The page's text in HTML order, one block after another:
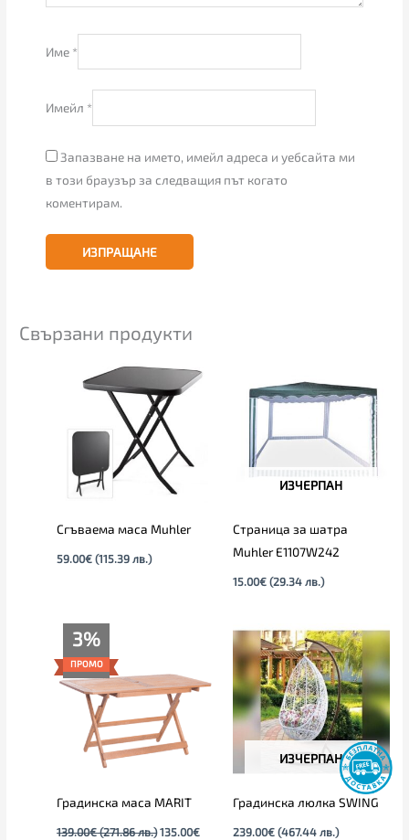
Име *
Имейл *
Запазване на името, имейл адреса и уебсайта ми
в този браузър за следващия път когато
коментирам.
Свързани продукти
Сгъваема маса Muhler
59.00€ (115.39 лв.)
ИЗЧЕРПАН
Страница за шатра
Muhler E1107W242
15.00€ (29.34 лв.)
3%
ПРОМО
Градинска маса MARIT
139.00€ (271.86 лв.)
139.00€
(271.86
лв.).
135.00€
е:
135.00€
(264.04
ИЗЧЕРПАН
Градинска люлка SWING
239.00€ (467.44 лв.)